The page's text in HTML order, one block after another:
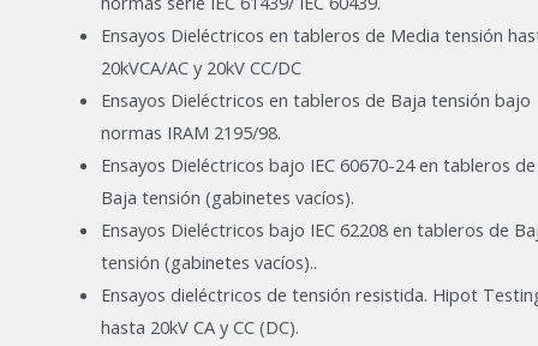
Ensayos Dieléctricos en tableros de Media tensión
20kVCA/AC y 20kV CC/DC
Ensayos Dieléctricos en tableros de Baja tensión bajo
normas IRAM 2195/98.
Ensayos Dieléctricos bajo IEC 60670-24 en tableros de
Baja tensión (gabinetes vacíos).
Ensayos Dieléctricos bajo IEC 62208 en tableros de
tensión (gabinetes vacíos)..
Ensayos dieléctricos de tensión resistida. Hipot
hasta 20kV CA y CC (DC).